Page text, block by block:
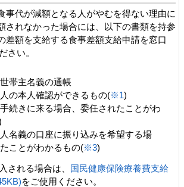
代が減額となる人がやむを得ない理由に
されなかった場合には、以下の書類を持参
差額を支給する食事差額支給申請を窓口
さい。
帯主名義の通帳
の本人確認ができるもの(※1)
続きに来る場合、委任されたことがわ
名義の口座に振り込みを希望する場
ことがわかるもの(※3)
される場合は、 国民健康保険療養費支給
をご使用ください。